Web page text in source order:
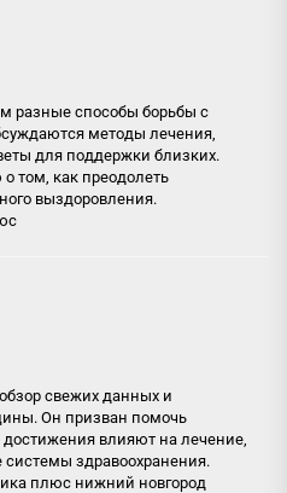
разные способы борьбы с
методы лечения,
для поддержки близких.
том, как преодолеть
выздоровления.
свежих данных и
Он призван помочь
влияют на лечение,
системы здравоохранения.
плюс нижний новгород